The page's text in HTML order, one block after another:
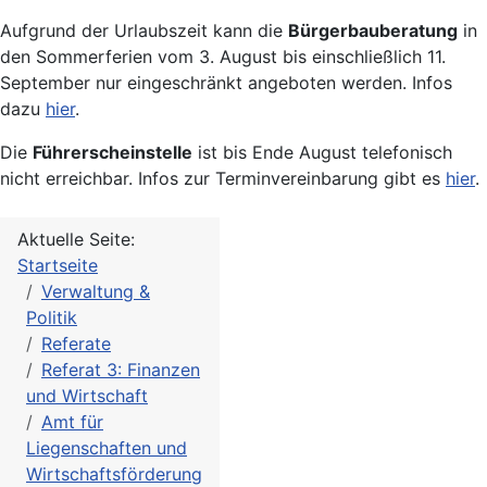
Aufgrund der Urlaubszeit kann die Bürgerbauberatung in
den Sommerferien vom 3. August bis einschließlich 11.
September nur eingeschränkt angeboten werden. Infos
dazu hier.
Die Führerscheinstelle ist bis Ende August telefonisch
nicht erreichbar. Infos zur Terminvereinbarung gibt es hier.
Aktuelle Seite:
Startseite
Verwaltung &
Politik
Referate
Referat 3: Finanzen
und Wirtschaft
Amt für
Liegenschaften und
Wirtschaftsförderung